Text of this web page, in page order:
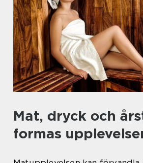
Mat, dryck och
formas